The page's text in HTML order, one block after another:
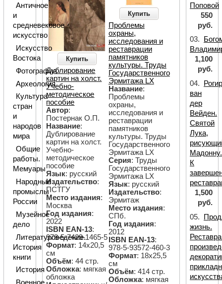
Купить
Дублирование
картин на холст.
Учебно-
методическое
пособие
Автор:
Постернак О.П.
Название:
Дублирование
картин на холст.
Учебно-
методическое
пособие
Язык: русский
Издательство:
ПСТГУ
Место издания:
Москва
Год издания:
2022
ISBN EAN-13:
978-5-7429-1465-5
Формат: 14х20,5
см
Объём: 44 стр.
Обложка: мягкая
обложка
Купить
Проблемы
охраны,
исследования и
реставрации
памятников
культуры. Труды
Государственного
Эрмитажа LX
Название:
Проблемы
охраны,
исследования и
реставрации
памятников
культуры. Труды
Государственного
Эрмитажа LX
Серия: Труды
Государственного
Эрмитажа LX
Язык: русский
Издательство:
Эрмитаж
Место издания:
СПб.
Год издания:
2012
ISBN EAN-13:
978-5-93572-460-3
Формат: 18х25,5
см
Объём: 414 стр.
Обложка: мягкая
Античное
и
средневековое
искусство
Искусство
Востока
Фотография
Археология
Культура
стран
и
народов
мира
Общие
работы.
Мемуары
Народные
промыслы
России
Музейное
дело
Литературоведение.
История
книги
История
Поповой
550
руб.
03.
1,100
руб.
04.
ван
дер
Вейден.
Святой
Лука,
Мадонну.
К
1,500
руб.
05.
жизнь.